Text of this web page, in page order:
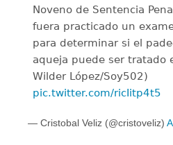
Noveno de Sentencia
fuera practicado un
para determinar si el
aqueja puede ser tratado
Wilder López/Soy502)
pic.twitter.com/ricIitp4t5
— Cristobal Veliz (@cristoveliz)